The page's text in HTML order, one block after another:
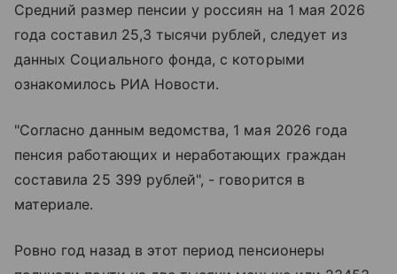
Средний размер пенсии у россиян на 1 мая 2026
года составил 25,3 тысячи рублей, следует из
данных Социального фонда, с которыми
ознакомилось РИА Новости.
"Согласно данным ведомства, 1 мая 2026 года
пенсия работающих и неработающих граждан
составила 25 399 рублей", - говорится в
материале.
Ровно год назад в этот период пенсионеры